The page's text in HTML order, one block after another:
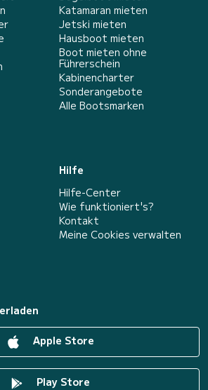
Katamaran mieten
Jetski mieten
Hausboot mieten
Boot mieten ohne
Führerschein
Kabinencharter
Sonderangebote
Alle Bootsmarken
Hilfe
Hilfe-Center
Wie funktioniert's?
Kontakt
Meine Cookies verwalten
Apple Store
Play Store